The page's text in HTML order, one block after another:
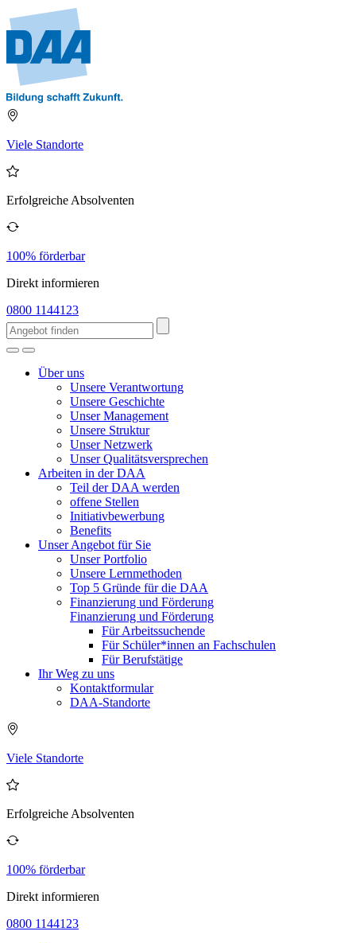
Viele Standorte
Erfolgreiche Absolventen
100% förderbar
Direkt informieren
0800 1144123
Über uns
Unsere Verantwortung
Unsere Geschichte
Unser Management
Unsere Struktur
Unser Netzwerk
Unser Qualitätsversprechen
Arbeiten in der DAA
Teil der DAA werden
offene Stellen
Initiativbewerbung
Benefits
Unser Angebot für Sie
Unser Portfolio
Unsere Lernmethoden
Top 5 Gründe für die DAA
Finanzierung und Förderung
Finanzierung und Förderung
Für Arbeitssuchende
Für Schüler*innen an Fachschulen
Für Berufstätige
Ihr Weg zu uns
Kontaktformular
DAA-Standorte
Viele Standorte
Erfolgreiche Absolventen
100% förderbar
Direkt informieren
0800 1144123